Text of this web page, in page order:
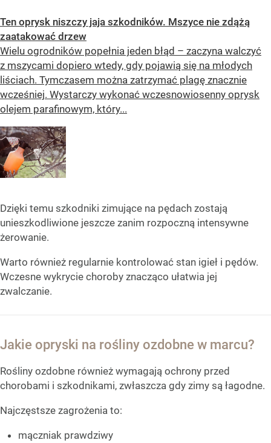
Ten oprysk niszczy jaja szkodników. Mszyce nie zdążą
zaatakować drzew
Wielu ogrodników popełnia jeden błąd – zaczyna walczyć
z mszycami dopiero wtedy, gdy pojawią się na młodych
liściach. Tymczasem można zatrzymać plagę znacznie
wcześniej. Wystarczy wykonać wczesnowiosenny oprysk
olejem parafinowym, który...
Dzięki temu szkodniki zimujące na pędach zostają
unieszkodliwione jeszcze zanim rozpoczną intensywne
żerowanie.
Warto również regularnie kontrolować stan igieł i pędów.
Wczesne wykrycie choroby znacząco ułatwia jej
zwalczanie.
Jakie opryski na rośliny ozdobne w marcu?
Rośliny ozdobne również wymagają ochrony przed
chorobami i szkodnikami, zwłaszcza gdy zimy są łagodne.
Najczęstsze zagrożenia to:
mączniak prawdziwy